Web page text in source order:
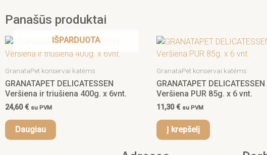
Panašūs produktai
IŠPARDUOTA
GranataPet konservai katėms
GRANATAPET DELICATESSEN
Veršiena ir triušiena 400g. x 6vnt.
24,60€ su PVM
Daugiau
GranataPet konservai katėms
GRANATAPET DELICATESSEN
Veršiena PUR 85g. x 6 vnt.
11,30€ su PVM
Į krepšelį